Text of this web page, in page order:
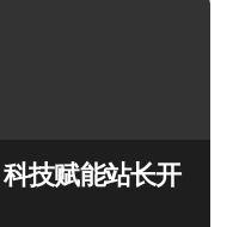
技赋能站长开